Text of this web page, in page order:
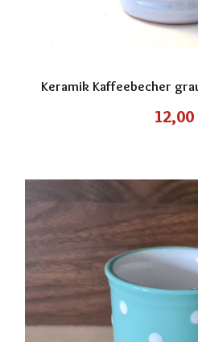
Keramik Kaffeebecher
12,00